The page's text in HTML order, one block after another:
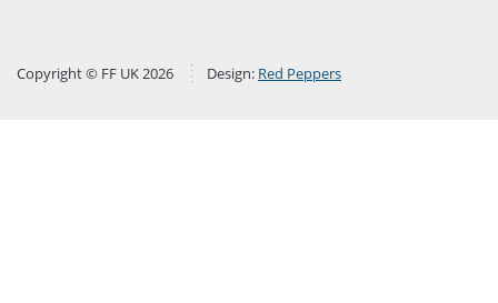
Copyright © FF UK 2026 Design: Red Peppers